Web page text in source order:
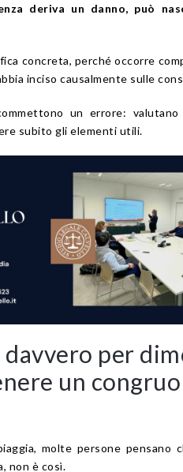
deriva un danno, può
concreta, perché occorre
inciso causalmente sulle
un errore:
subito gli elementi utili.
per
un congruo
molte persone pensano
non è così.